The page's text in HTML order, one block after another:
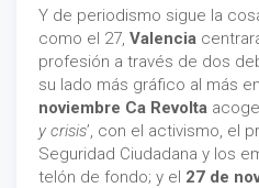
Y de periodismo sigue la
como el 27, Valencia
profesión a través de dos
su lado más gráfico al más
noviembre Ca Revolta
y crisis’, con el activismo, el
Seguridad Ciudadana y los
telón de fondo; y el 27 de